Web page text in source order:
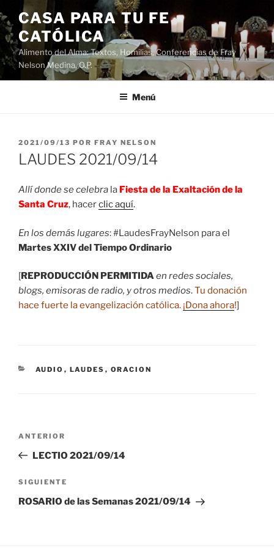
Saltar
al
contenido
CASA PARA TU FE
CATÓLICA
Alimento del Alma: Textos, Homilias, Conferencias de Fray
Nelson Medina, O.P.
Menú
PUBLICADO
EL
2021/09/13 POR FRAY NELSON
LAUDES 2021/09/14
Allí donde se celebra la Fiesta de la Exaltación de la
Santa Cruz, hacerclic aquí.
En los demás lugares: #LaudesFrayNelson para el
Martes XXIV del Tiempo Ordinario
[REPRODUCCIÓN PERMITIDAen redes sociales,
blogs, emisoras de radio, y otros medios.Tu donación
hace fuerte la evangelización católica. ¡Dona ahora!]
CATEGORÍAS
AUDIO , LAUDES , ORACION
entradas
Entrada
anterior:
ANTERIOR
LECTIO 2021/09/14
Siguiente
entrada
SIGUIENTE
ROSARIO de las Semanas 2021/09/14